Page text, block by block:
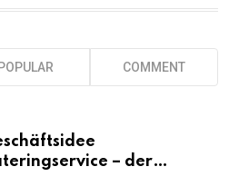
POPULAR COMMENT
– der